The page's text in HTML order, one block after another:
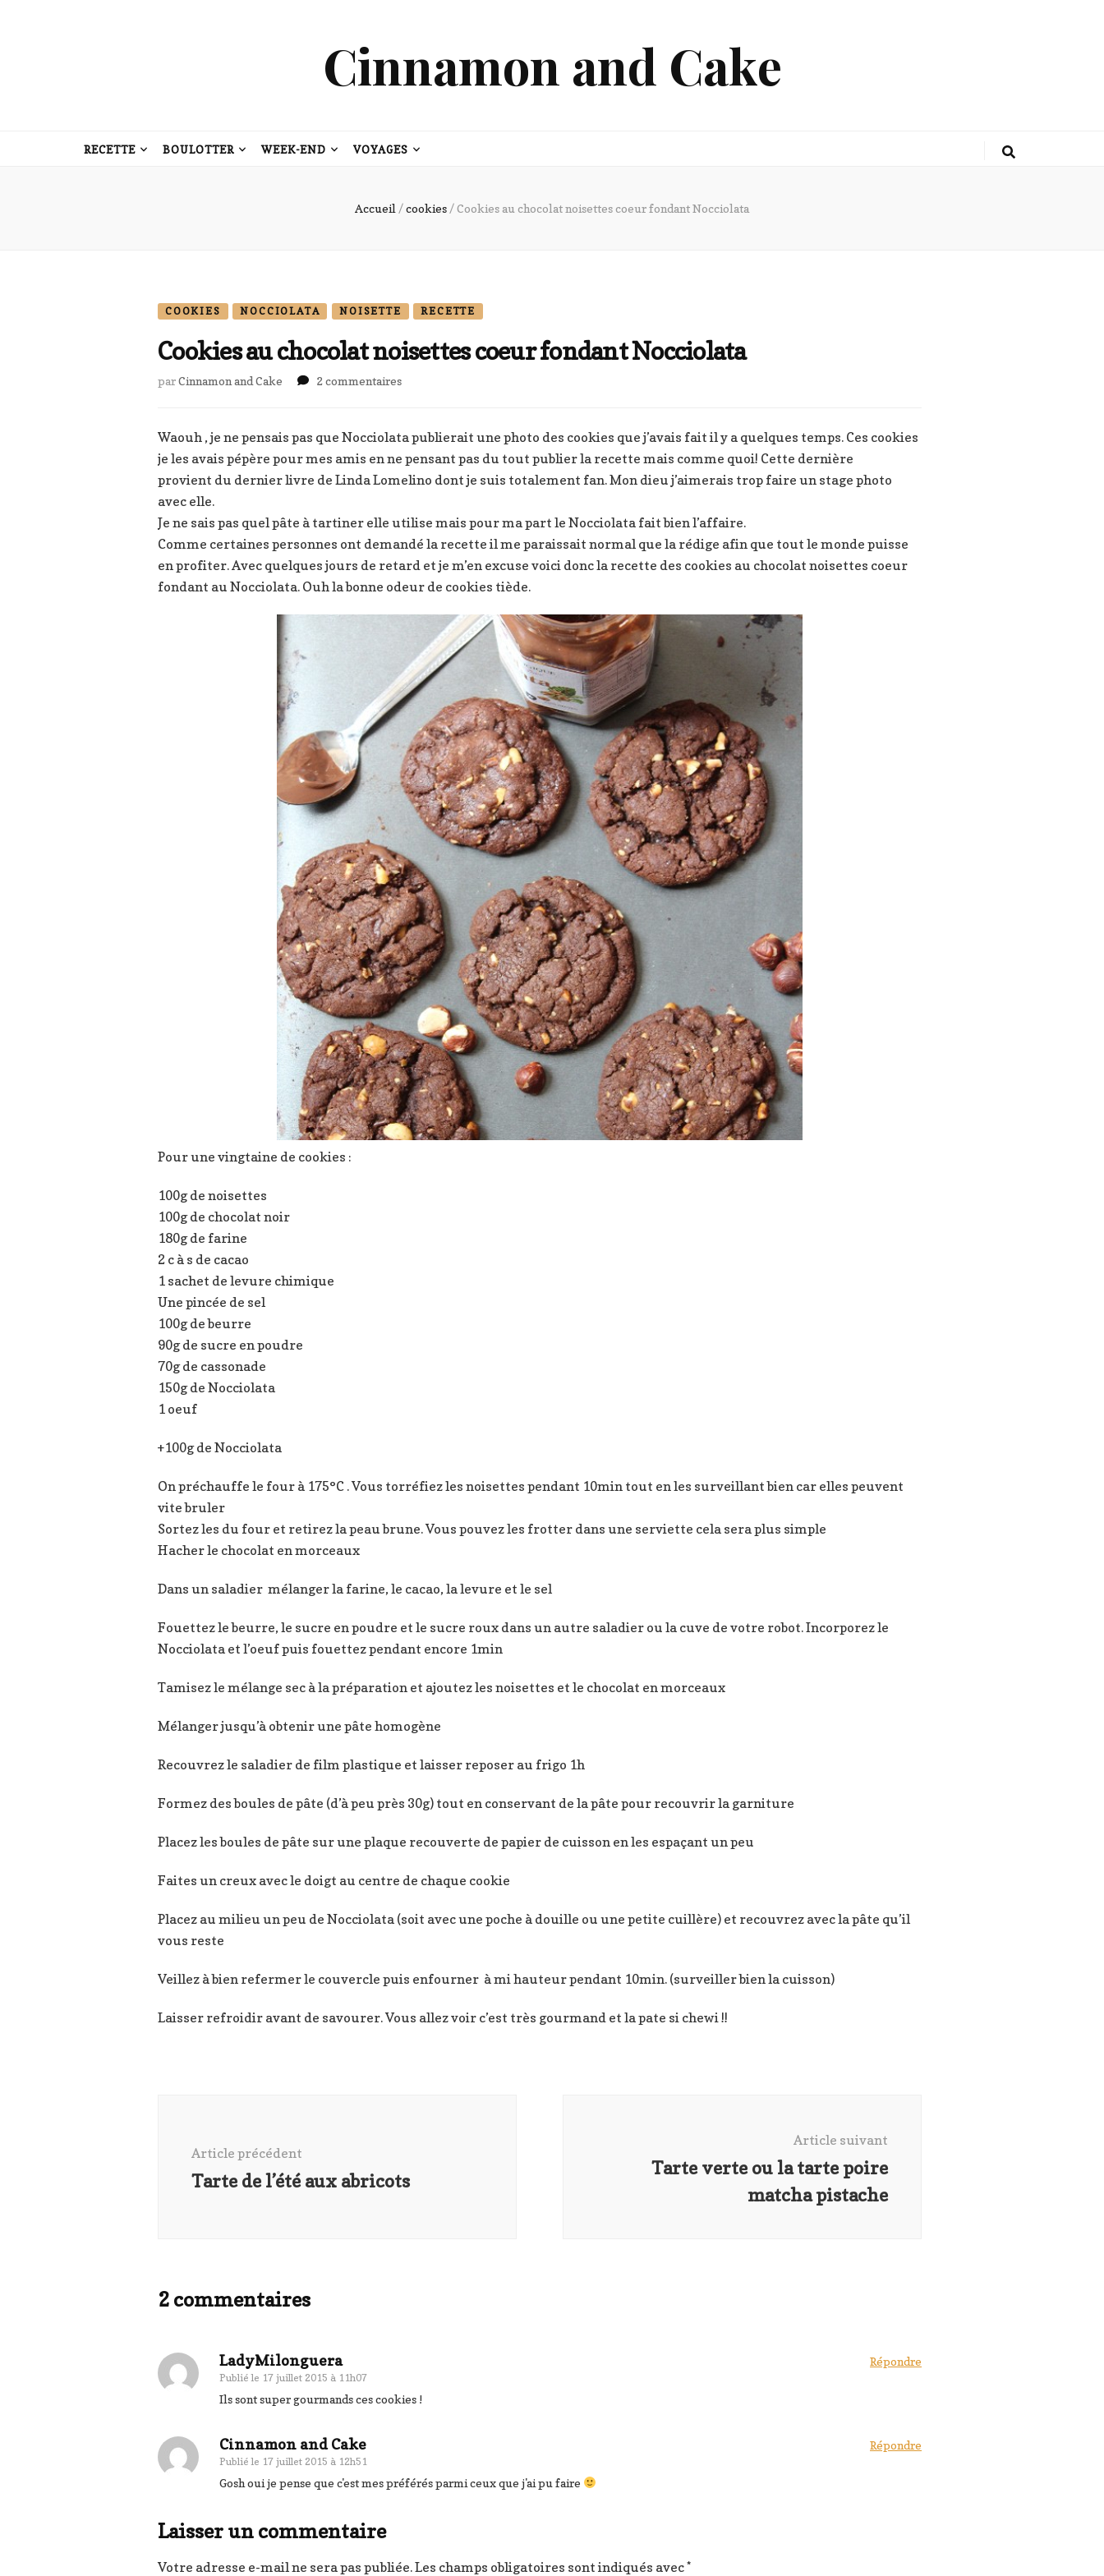
Cinnamon and Cake
RECETTE BOULOTTER WEEK-END VOYAGES
Accueil /cookies /Cookies au chocolat noisettes coeur fondant Nocciolata
COOKIES NOCCIOLATA NOISETTE RECETTE
Cookies au chocolat noisettes coeur fondant Nocciolata
parCinnamon and Cake 2 commentairessur
chocolat
noisettes
coeur
fondant
Waouh , je ne pensais pas que Nocciolata publierait une photo des cookies que j’avais fait il y a quelques temps. Ces cookies
je les avais pépère pour mes amis en ne pensant pas du tout publier la recette mais comme quoi! Cette dernière
provient du dernier livre de Linda Lomelino dont je suis totalement fan. Mon dieu j’aimerais trop faire un stage photo
avec elle.
Je ne sais pas quel pâte à tartiner elle utilise mais pour ma part le Nocciolata fait bien l’affaire.
Comme certaines personnes ont demandé la recette il me paraissait normal que la rédige afin que tout le monde puisse
en profiter. Avec quelques jours de retard et je m’en excuse voici donc la recette des cookies au chocolat noisettes coeur
fondant au Nocciolata. Ouh la bonne odeur de cookies tiède.
Pour une vingtaine de cookies :
100g de noisettes
100g de chocolat noir
180g de farine
2 c à s de cacao
1 sachet de levure chimique
Une pincée de sel
100g de beurre
90g de sucre en poudre
70g de cassonade
150g de Nocciolata
1 oeuf
+100g de Nocciolata
On préchauffe le four à 175°C . Vous torréfiez les noisettes pendant 10min tout en les surveillant bien car elles peuvent
vite bruler
Sortez les du four et retirez la peau brune. Vous pouvez les frotter dans une serviette cela sera plus simple
Hacher le chocolat en morceaux
Dans un saladier mélanger la farine, le cacao, la levure et le sel
Fouettez le beurre, le sucre en poudre et le sucre roux dans un autre saladier ou la cuve de votre robot. Incorporez le
Nocciolata et l’oeuf puis fouettez pendant encore 1min
Tamisez le mélange sec à la préparation et ajoutez les noisettes et le chocolat en morceaux
Mélanger jusqu’à obtenir une pâte homogène
Recouvrez le saladier de film plastique et laisser reposer au frigo 1h
Formez des boules de pâte (d’à peu près 30g) tout en conservant de la pâte pour recouvrir la garniture
Placez les boules de pâte sur une plaque recouverte de papier de cuisson en les espaçant un peu
Faites un creux avec le doigt au centre de chaque cookie
Placez au milieu un peu de Nocciolata (soit avec une poche à douille ou une petite cuillère) et recouvrez avec la pâte qu’il
vous reste
Veillez à bien refermer le couvercle puis enfourner à mi hauteur pendant 10min. (surveiller bien la cuisson)
Laisser refroidir avant de savourer. Vous allez voir c’est très gourmand et la pate si chewi !!
Article précédent
Tarte de l’été aux abricots
Article suivant
Tarte verte ou la tarte poire
matcha pistache
2 commentaires
LadyMilonguera
Publié le 17 juillet 2015 à 11h07
Répondre
Ils sont super gourmands ces cookies !
Cinnamon and Cake
Publié le 17 juillet 2015 à 12h51
Répondre
Gosh oui je pense que c'est mes préférés parmi ceux que j'ai pu faire
Laisser un commentaire
Votre adresse e-mail ne sera pas publiée.Les champs obligatoires sont indiqués avec*